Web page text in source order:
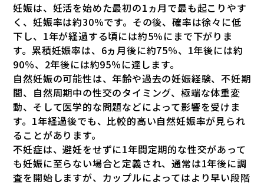
妊娠は、妊活を始めた最初の1ヵ月で最も起こりやす
く、妊娠率は約30％です。その後、確率は徐々に低
下し、1年が経過する頃には約5％にまで下がりま
す。累積妊娠率は、6ヵ月後に約75％、1年後には約
90％、2年後には約95％に達します。
自然妊娠の可能性は、年齢や過去の妊娠経験、不妊期
間、自然周期中の性交のタイミング、極端な体重変
動、そして医学的な問題などによって影響を受けま
す。1年経過後でも、比較的高い自然妊娠率が見られ
ることがあります。
不妊症は、避妊をせずに1年間定期的な性交があって
も妊娠に至らない場合と定義され、通常は1年後に調
査を開始しますが、カップルによってはより早い段階